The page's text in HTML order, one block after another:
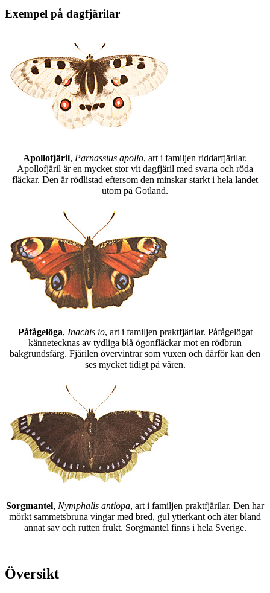
Exempel på dagfjärilar
Apollofjäril, Parnassius apollo, art i familjen riddarfjärilar.
Apollofjäril är en mycket stor vit dagfjäril med svarta och röda
fläckar. Den är rödlistad eftersom den minskar starkt i hela landet
utom på Gotland.
Påfågelöga, Inachis io, art i familjen praktfjärilar. Påfågelögat
kännetecknas av tydliga blå ögonfläckar mot en rödbrun
bakgrundsfärg. Fjärilen övervintrar som vuxen och därför kan den
ses mycket tidigt på våren.
Sorgmantel, Nymphalis antiopa, art i familjen praktfjärilar. Den har
mörkt sammetsbruna vingar med bred, gul ytterkant och äter bland
annat sav och rutten frukt. Sorgmantel finns i hela Sverige.
Översikt